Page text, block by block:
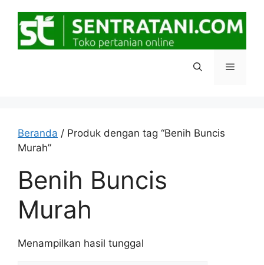
Menu
Beranda / Produk dengan tag “Benih Buncis
Murah”
Benih Buncis
Murah
Menampilkan hasil tunggal